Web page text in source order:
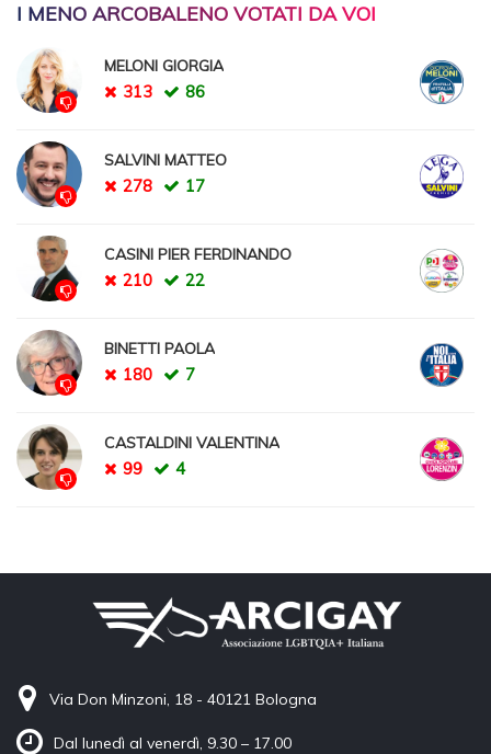
I MENO ARCOBALENO VOTATI DA VOI
MELONI GIORGIA
313 86
SALVINI MATTEO
278 17
CASINI PIER FERDINANDO
210 22
BINETTI PAOLA
180 7
CASTALDINI VALENTINA
99 4
Via Don Minzoni, 18 - 40121 Bologna
Dal lunedì al venerdì, 9.30 – 17.00